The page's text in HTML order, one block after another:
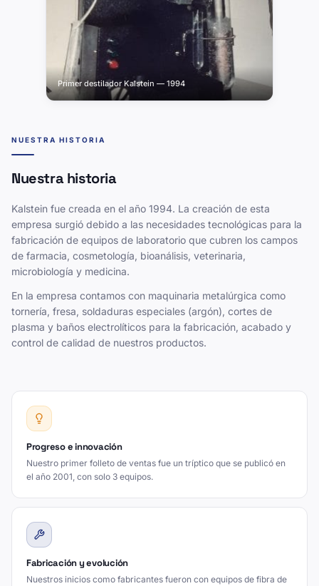
Primer destilador Kalstein — 1994
NUESTRA HISTORIA
Nuestra historia
Kalstein fue creada en el año 1994. La creación de esta
empresa surgió debido a las necesidades tecnológicas para la
fabricación de equipos de laboratorio que cubren los campos
de farmacia, cosmetología, bioanálisis, veterinaria,
microbiología y medicina.
En la empresa contamos con maquinaria metalúrgica como
tornería, fresa, soldaduras especiales (argón), cortes de
plasma y baños electrolíticos para la fabricación, acabado y
control de calidad de nuestros productos.
Progreso e innovación
Nuestro primer folleto de ventas fue un tríptico que se publicó en
el año 2001, con solo 3 equipos.
Fabricación y evolución
Nuestros inicios como fabricantes fueron con equipos de fibra de